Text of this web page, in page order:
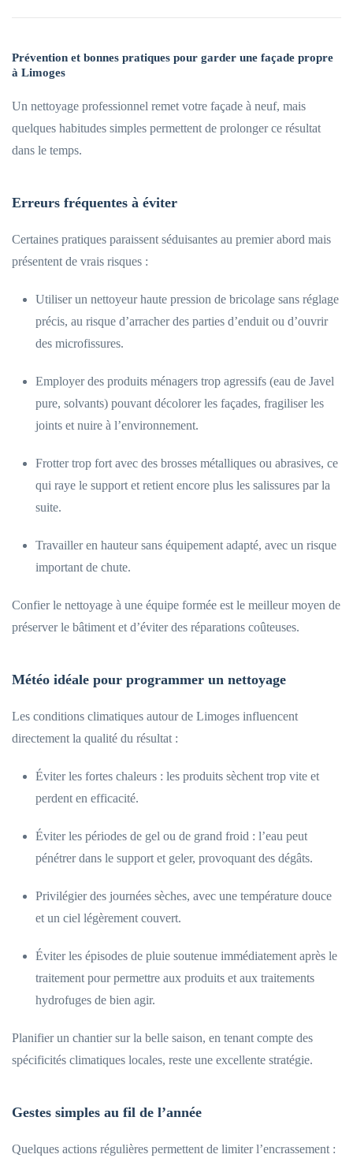
Prévention et bonnes pratiques pour garder une façade propre
à Limoges
Un nettoyage professionnel remet votre façade à neuf, mais
quelques habitudes simples permettent de prolonger ce résultat
dans le temps.
Erreurs fréquentes à éviter
Certaines pratiques paraissent séduisantes au premier abord mais
présentent de vrais risques :
Utiliser un nettoyeur haute pression de bricolage sans réglage
précis, au risque d’arracher des parties d’enduit ou d’ouvrir
des microfissures.
Employer des produits ménagers trop agressifs (eau de Javel
pure, solvants) pouvant décolorer les façades, fragiliser les
joints et nuire à l’environnement.
Frotter trop fort avec des brosses métalliques ou abrasives, ce
qui raye le support et retient encore plus les salissures par la
suite.
Travailler en hauteur sans équipement adapté, avec un risque
important de chute.
Confier le nettoyage à une équipe formée est le meilleur moyen de
préserver le bâtiment et d’éviter des réparations coûteuses.
Météo idéale pour programmer un nettoyage
Les conditions climatiques autour de Limoges influencent
directement la qualité du résultat :
Éviter les fortes chaleurs : les produits sèchent trop vite et
perdent en efficacité.
Éviter les périodes de gel ou de grand froid : l’eau peut
pénétrer dans le support et geler, provoquant des dégâts.
Privilégier des journées sèches, avec une température douce
et un ciel légèrement couvert.
Éviter les épisodes de pluie soutenue immédiatement après le
traitement pour permettre aux produits et aux traitements
hydrofuges de bien agir.
Planifier un chantier sur la belle saison, en tenant compte des
spécificités climatiques locales, reste une excellente stratégie.
Gestes simples au fil de l’année
Quelques actions régulières permettent de limiter l’encrassement :